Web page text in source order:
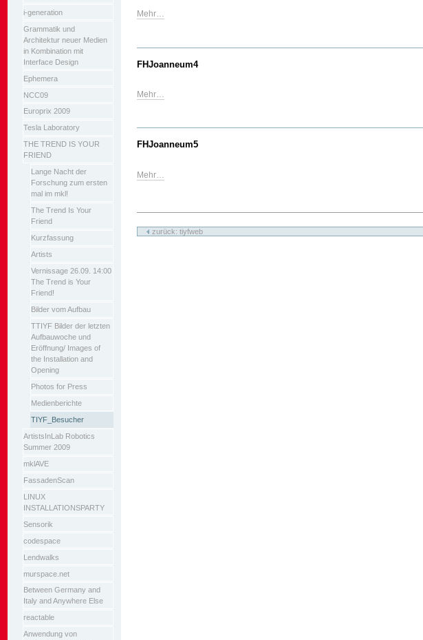
i-generation
Grammatik und
Architektur neuer Medien
in Kombination mit
Interface Design
Ephemera
NCC09
Europrix 2009
Tesla Laboratory
THE TREND IS YOUR
FRIEND
Lange Nacht der
Forschung zum ersten
mal im mkl!
The Trend Is Your
Friend
Kurzfassung
Artists
Vernissage 26.09. 14:00
The Trend is Your
Friend!
Bilder vom Aufbau
TTIYF Bilder der letzten
Aufbauwoche und
Eröffnung/ Images of
the Installation and
Opening
Photos for Press
Medienberichte
TIYF_Besucher
ArtistsInLab Robotics
Summer 2009
mklAVE
FassadenScan
LINUX
INSTALLATIONSPARTY
Sensorik
codespace
Lendwalks
murspace.net
Between Germany and
Italy and Anywhere Else
reactable
Anwendung von
Mehr…
FHJoanneum4
Mehr…
FHJoanneum5
Mehr…
zurück: tiyfweb